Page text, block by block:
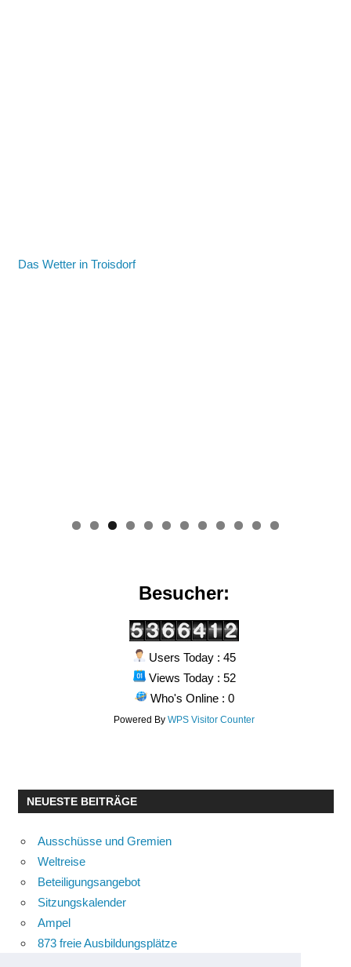
Das Wetter in Troisdorf
0 1 2
Besucher:
Users Today : 45
Views Today : 52
Who's Online : 0
Powered ByWPS Visitor Counter
NEUESTE BEITRÄGE
Ausschüsse und Gremien
Weltreise
Beteiligungsangebot
Sitzungskalender
Ampel
873 freie Ausbildungsplätze